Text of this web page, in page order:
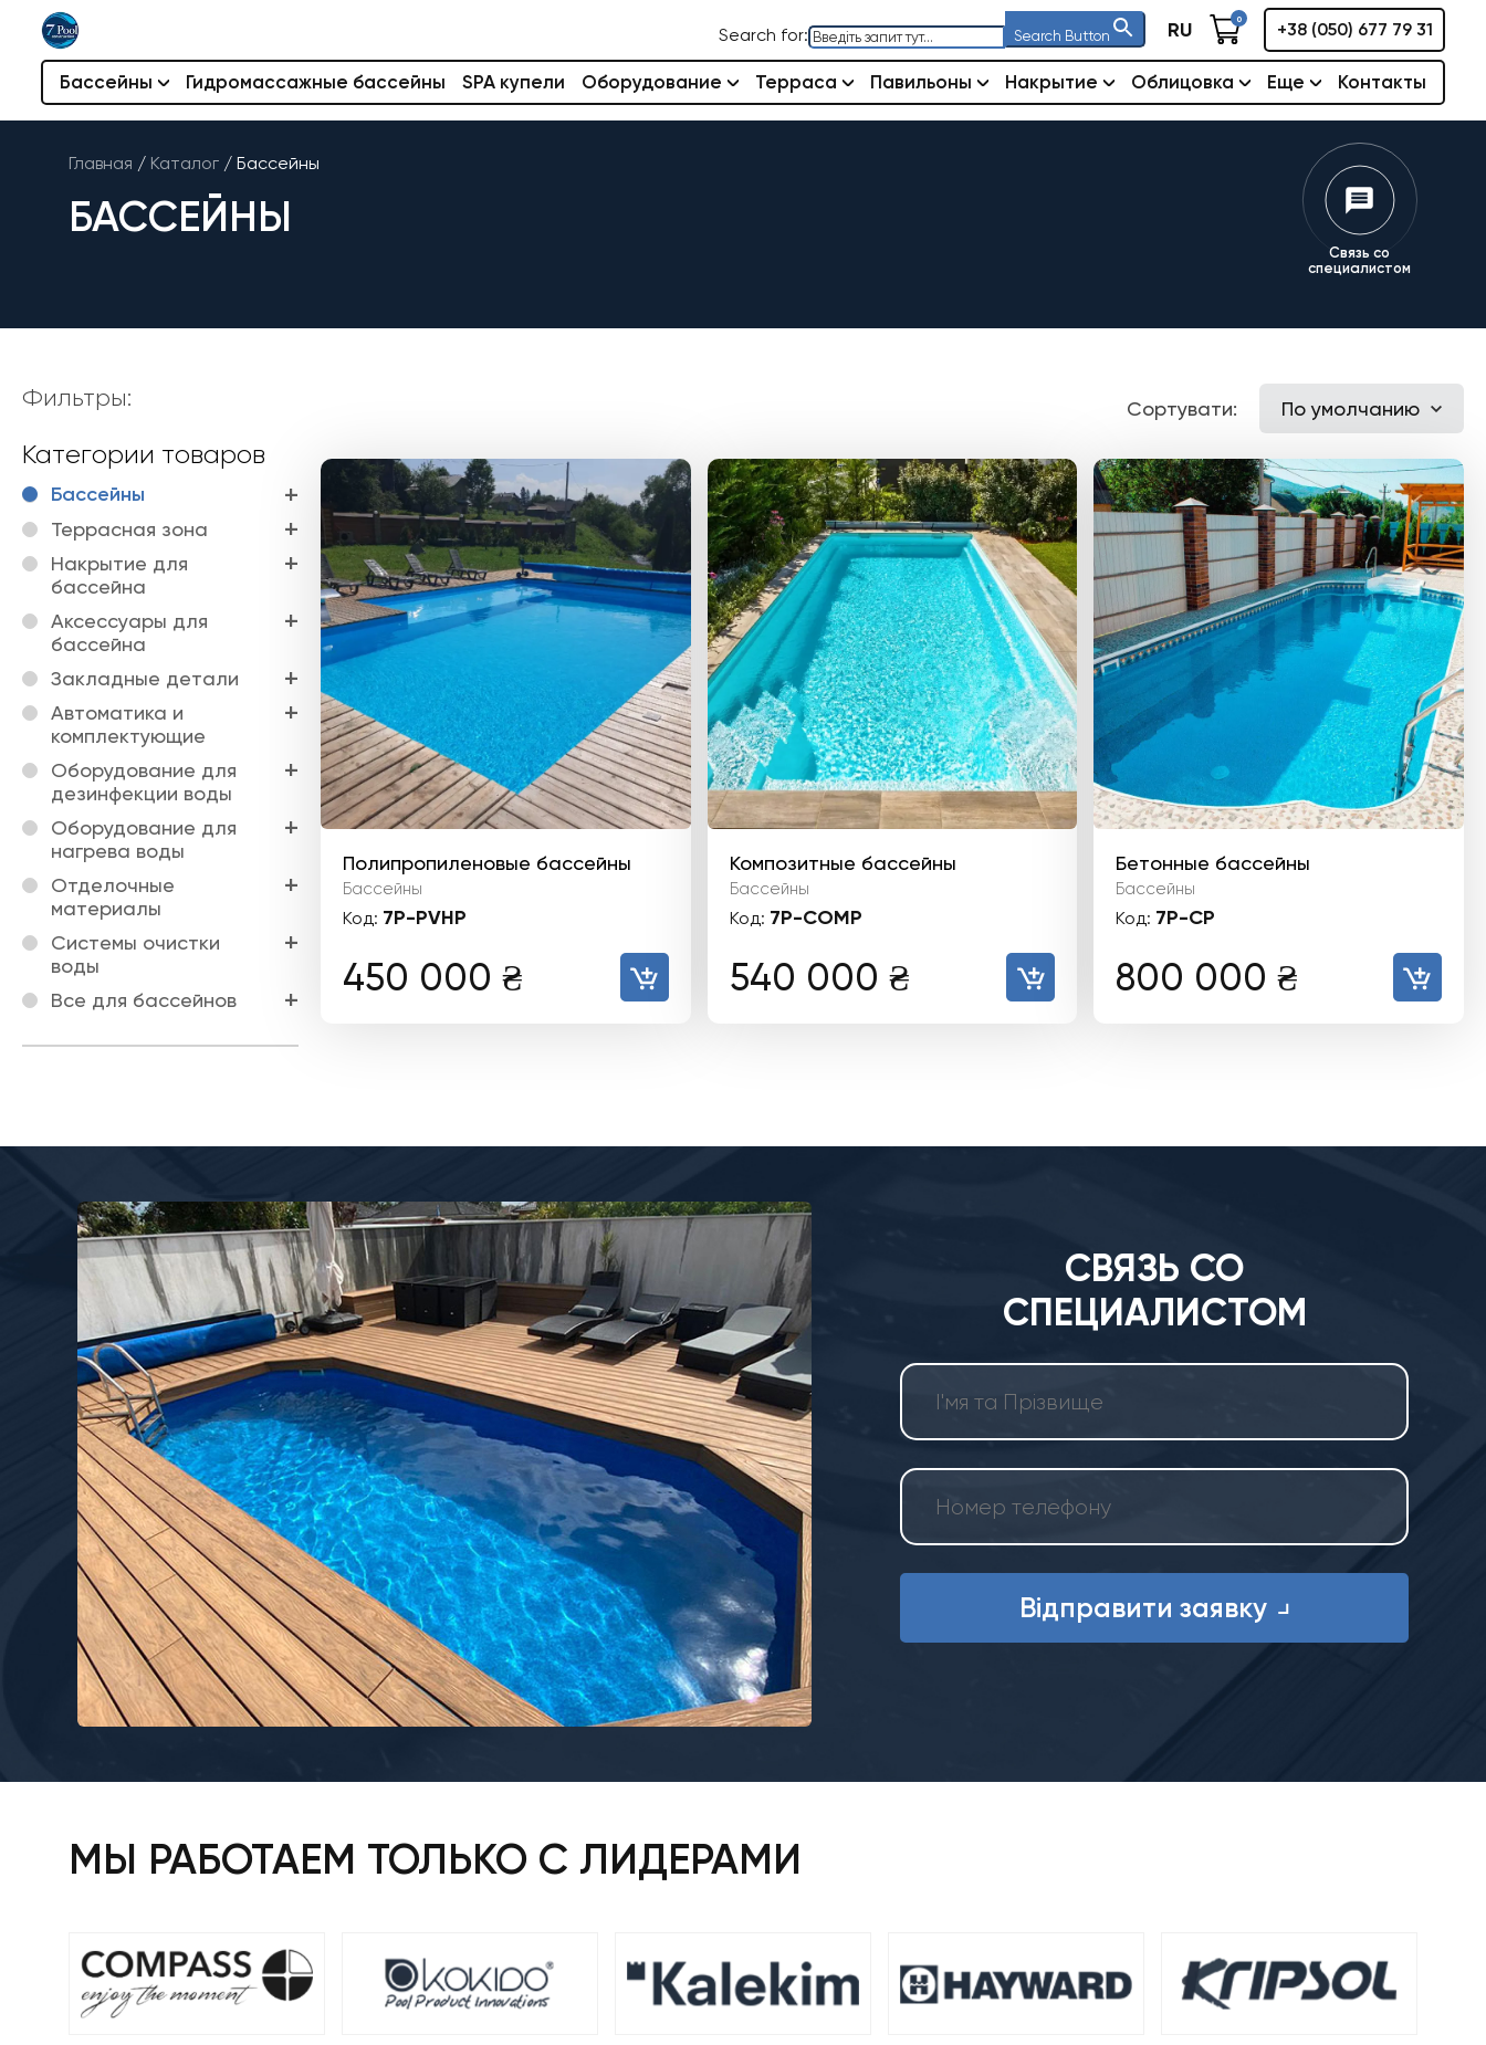
Search for: Search Button RU 0
+38 (050) 677 79 31
Бассейны Гидромассажные бассейны SPA купели Оборудование Терраса Павильоны Накрытие Облицовка Еще Контакты
Главная / Каталог / Бассейны
БАССЕЙНЫ
Связь со
специалистом
Фильтры:
Категории товаров
Бассейны
Террасная зона
Накрытие для
бассейна
Аксессуары для
бассейна
Закладные детали
Автоматика и
комплектующие
Оборудование для
дезинфекции воды
Оборудование для
нагрева воды
Отделочные
материалы
Системы очистки
воды
Все для бассейнов
Сортувати: По умолчанию
Полипропиленовые бассейны
Бассейны
Код: 7P-PVHP
450 000 ₴
Композитные бассейны
Бассейны
Код: 7P-COMP
540 000 ₴
Бетонные бассейны
Бассейны
Код: 7P-CP
800 000₴
СВЯЗЬ СО
СПЕЦИАЛИСТОМ
Відправити заявку
МЫ РАБОТАЕМ ТОЛЬКО С ЛИДЕРАМИ